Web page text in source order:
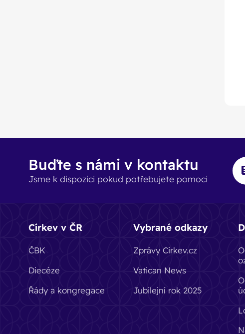
Buďte s námi v kontaktu
Jsme k dispozici pokud potřebujete pomoci
Církev v ČR
ČBK
Diecéze
Řády a kongregace
Vybrané odkazy
Zprávy Cirkev.cz
Vatican News
Jubilejní rok 2025